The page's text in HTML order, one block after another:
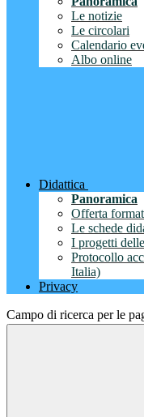
Le notizie
Le circolari
Calendario
Albo online
Didattica
Panoramica
Offerta
Le schede
I progetti
Protocollo
Italia)
Privacy
Campo di ricerca per le